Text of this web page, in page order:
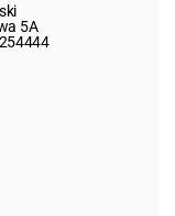
5A